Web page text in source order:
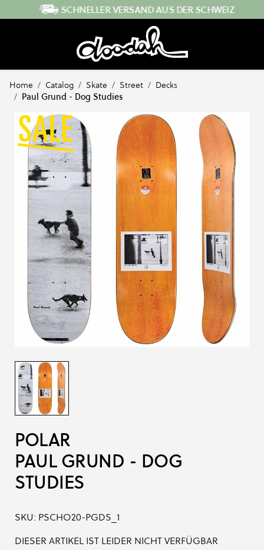
Direkt zum InhaltSCHNELLER VERSAND AUS DER SCHWEIZ
Home / Catalog / Skate / Street / Decks
/ Paul Grund - Dog Studies
POLAR
PAUL GRUND - DOG
STUDIES
SKU: PSCHO20-PGDS_1
DIESER ARTIKEL IST LEIDER NICHT VERFÜGBAR